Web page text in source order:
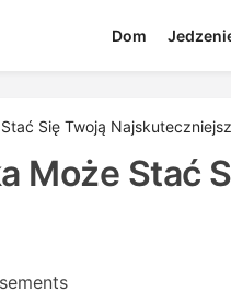
Dom
Się Twoją
Może Stać